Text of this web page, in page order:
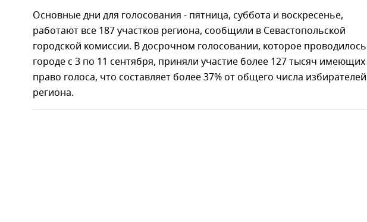
Основные дни для голосования - пятница, суббота и воскресенье,
работают все 187 участков региона, сообщили в Севастопольской
городской комиссии. В досрочном голосовании, которое
городе с 3 по 11 сентября, приняли участие более 127 тысяч имеющих
право голоса, что составляет более 37% от общего числа избирателей
региона.